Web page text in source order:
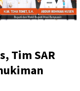
Tim SAR